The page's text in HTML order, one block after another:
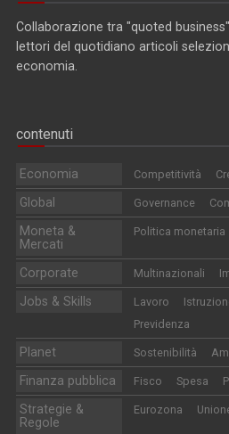
Collaborazione tra "quoted
lettori del quotidiano articoli
economia.
contenuti
Economia Competitività
Global Governance
Moneta &
Mercati
Politica monetaria
Corporate Multinazionali
Jobs & Skills Lavoro
Previdenza
Planet Sostenibilità
Finanza pubblica Fisco Spesa
Strategie &
Regole
Eurozona